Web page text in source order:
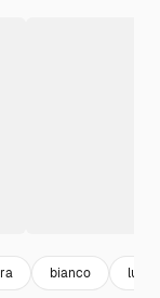
bianco lusso